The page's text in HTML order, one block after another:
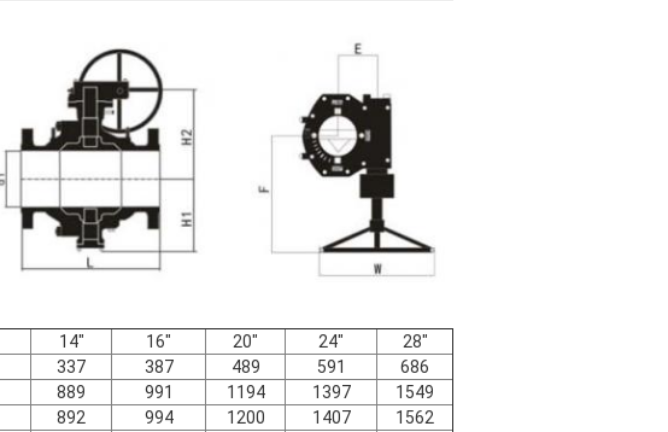
14" 16" 20" 24"
28"
337 387 489 591
686
889 991 1194 1397
1549
892 994 1200 1407
1562